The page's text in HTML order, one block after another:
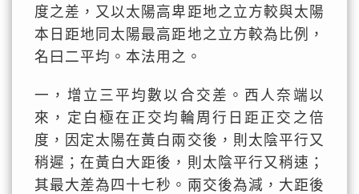
度之差，又以太陽高卑距地之立方較與太陽
本日距地同太陽最高距地之立方較為比例，
名曰二平均。本法用之。
一，增立三平均數以合交差。西人奈端以
來，定白極在正交均輪周行日距正交之倍
度，因定太陽在黃白兩交後，則太陰平行又
稍遲；在黃白大距後，則太陰平行又稍速；
其最大差為四十七秒。兩交後為減，大距後